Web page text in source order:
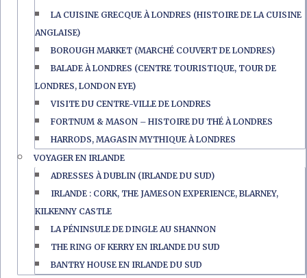
LA CUISINE GRECQUE À LONDRES (HISTOIRE DE LA CUISINE
ANGLAISE)
BOROUGH MARKET (MARCHÉ COUVERT DE LONDRES)
BALADE À LONDRES (CENTRE TOURISTIQUE, TOUR DE
LONDRES, LONDON EYE)
VISITE DU CENTRE-VILLE DE LONDRES
FORTNUM & MASON – HISTOIRE DU THÉ À LONDRES
HARRODS, MAGASIN MYTHIQUE À LONDRES
VOYAGER EN IRLANDE
ADRESSES À DUBLIN (IRLANDE DU SUD)
IRLANDE : CORK, THE JAMESON EXPERIENCE, BLARNEY,
KILKENNY CASTLE
LA PÉNINSULE DE DINGLE AU SHANNON
THE RING OF KERRY EN IRLANDE DU SUD
BANTRY HOUSE EN IRLANDE DU SUD